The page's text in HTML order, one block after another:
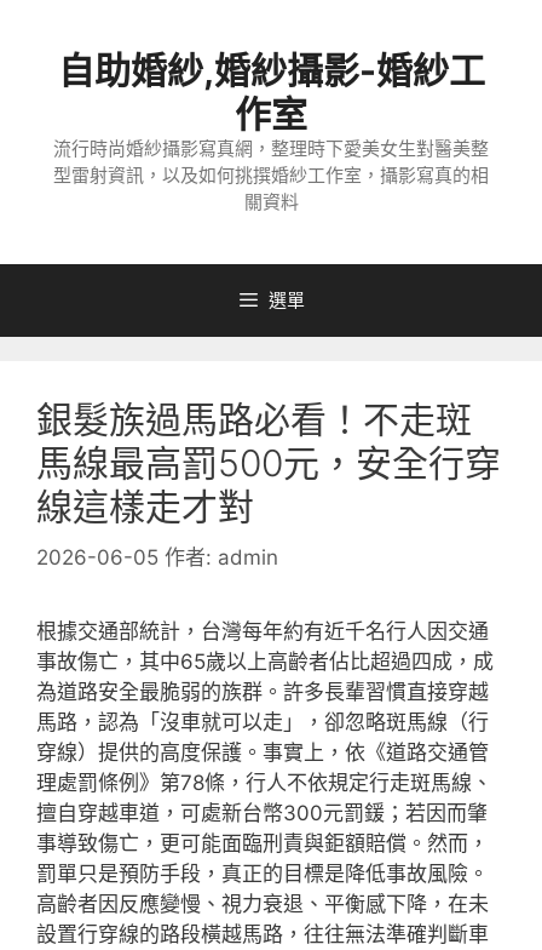
自助婚紗,婚紗攝影-婚紗工
作室
流行時尚婚紗攝影寫真網，整理時下愛美女生對醫美整
型雷射資訊，以及如何挑撰婚紗工作室，攝影寫真的相
關資料
選單
銀髮族過馬路必看！不走斑
馬線最高罰500元，安全行穿
線這樣走才對
2026-06-05 作者: admin
根據交通部統計，台灣每年約有近千名行人因交通
事故傷亡，其中65歲以上高齡者佔比超過四成，成
為道路安全最脆弱的族群。許多長輩習慣直接穿越
馬路，認為「沒車就可以走」，卻忽略斑馬線（行
穿線）提供的高度保護。事實上，依《道路交通管
理處罰條例》第78條，行人不依規定行走斑馬線、
擅自穿越車道，可處新台幣300元罰鍰；若因而肇
事導致傷亡，更可能面臨刑責與鉅額賠償。然而，
罰單只是預防手段，真正的目標是降低事故風險。
高齡者因反應變慢、視力衰退、平衡感下降，在未
設置行穿線的路段橫越馬路，往往無法準確判斷車